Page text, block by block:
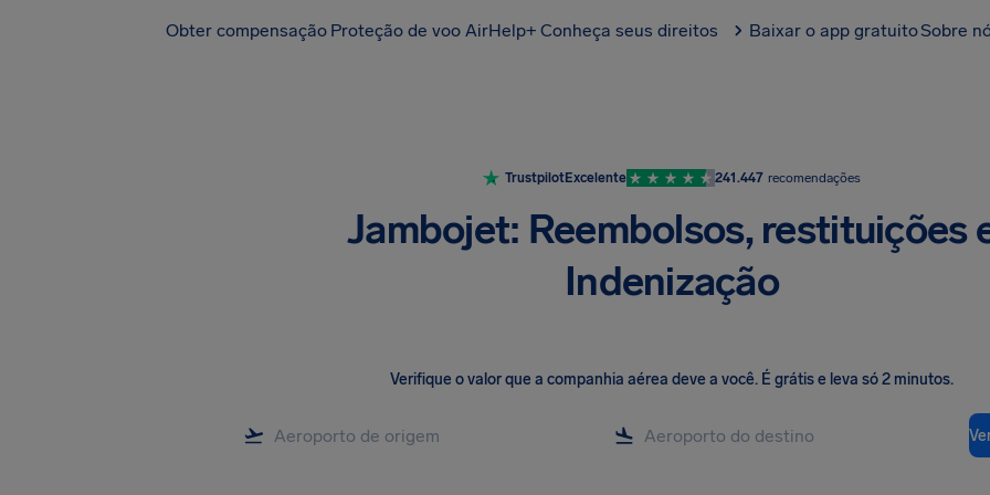
Obter compensação Proteção de voo AirHelp+ Conheça seus direitos Baixar o app gratuitoSobre
TrustpilotExcelente 241.447 recomendações
Jambojet: Reembolsos, restituições
Indenização
Verifique o valor que a companhia aérea deve a você. É grátis e leva só 2 minutos.